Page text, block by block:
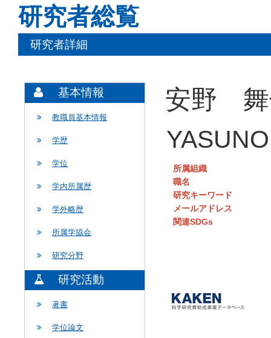
研究者総覧
研究者詳細
基本情報
教職員基本情報
学歴
学位
学内所属歴
学外略歴
所属学協会
研究分野
研究活動
著書
学位論文
安野 舞
所属組織
職名
研究キーワード
メールアドレス
関連SDGs